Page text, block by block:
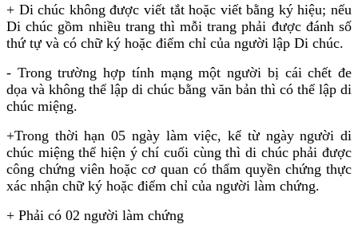
+ Di chúc không được viết tắt hoặc viết bằng ký hiệu; nếu
Di chúc gồm nhiều trang thì mỗi trang phải được đánh số
thứ tự và có chữ ký hoặc điểm chỉ của người lập Di chúc.
- Trong trường hợp tính mạng một người bị cái chết đe
dọa và không thể lập di chúc bằng văn bản thì có thể lập di
chúc miệng.
+Trong thời hạn 05 ngày làm việc, kể từ ngày người di
chúc miệng thể hiện ý chí cuối cùng thì di chúc phải được
công chứng viên hoặc cơ quan có thẩm quyền chứng thực
xác nhận chữ ký hoặc điểm chỉ của người làm chứng.
+ Phải có 02 người làm chứng